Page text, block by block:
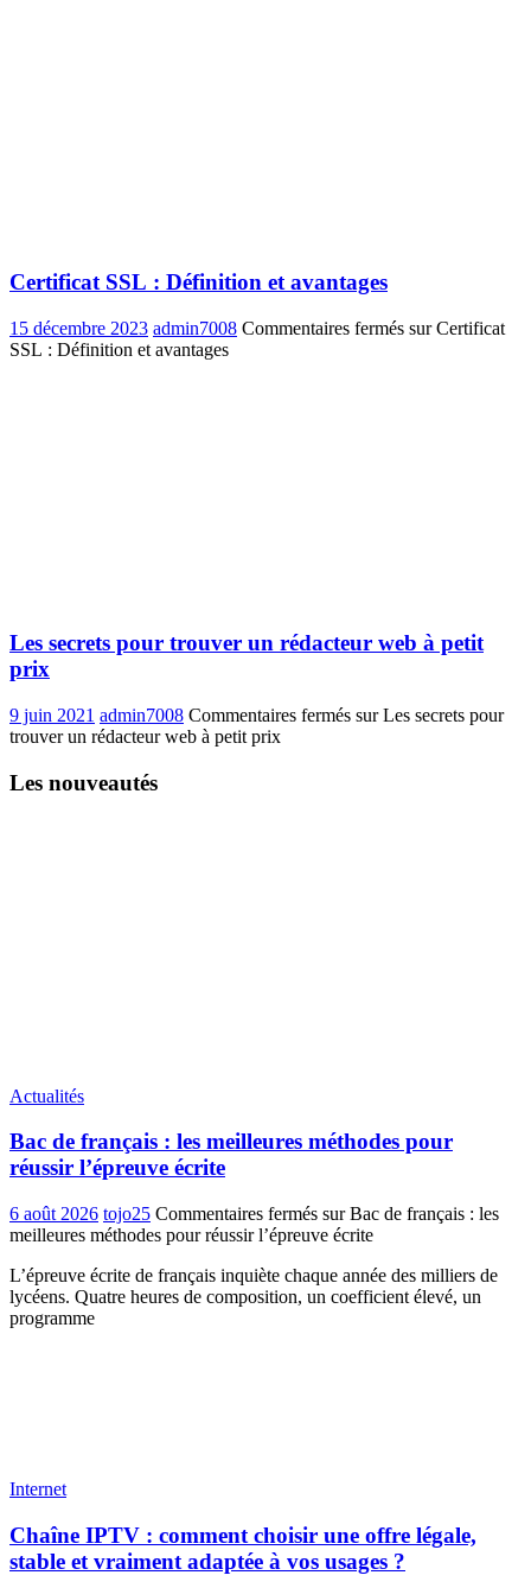
Certificat SSL : Définition et avantages
15 décembre 2023 admin7008 Commentaires fermés sur Certificat
SSL : Définition et avantages
Les secrets pour trouver un rédacteur web à petit
prix
9 juin 2021 admin7008 Commentaires fermés sur Les secrets pour
trouver un rédacteur web à petit prix
Les nouveautés
Actualités
Bac de français : les meilleures méthodes pour
réussir l’épreuve écrite
6 août 2026 tojo25 Commentaires fermés sur Bac de français : les
meilleures méthodes pour réussir l’épreuve écrite
L’épreuve écrite de français inquiète chaque année des milliers de
lycéens. Quatre heures de composition, un coefficient élevé, un
programme
Internet
Chaîne IPTV : comment choisir une offre légale,
stable et vraiment adaptée à vos usages ?